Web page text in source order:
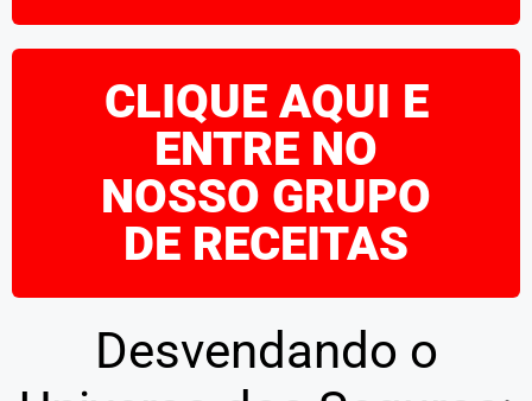
CLIQUE AQUI E
ENTRE NO
NOSSO GRUPO
DE RECEITAS
Desvendando o